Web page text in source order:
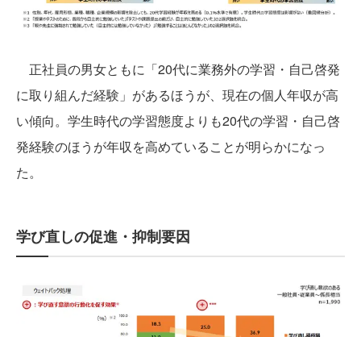
正社員の男女ともに「20代に業務外の学習・自己啓発
に取り組んだ経験」があるほうが、現在の個人年収が高
い傾向。学生時代の学習態度よりも20代の学習・自己啓
発経験のほうが年収を高めていることが明らかになっ
た。
学び直しの促進・抑制要因